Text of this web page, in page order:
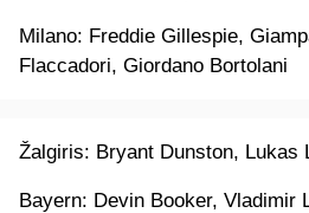
Milano: Freddie Gillespie,
Flaccadori, Giordano Bortolani
Žalgiris: Bryant Dunston, Lukas
Bayern: Devin Booker, Vladimir